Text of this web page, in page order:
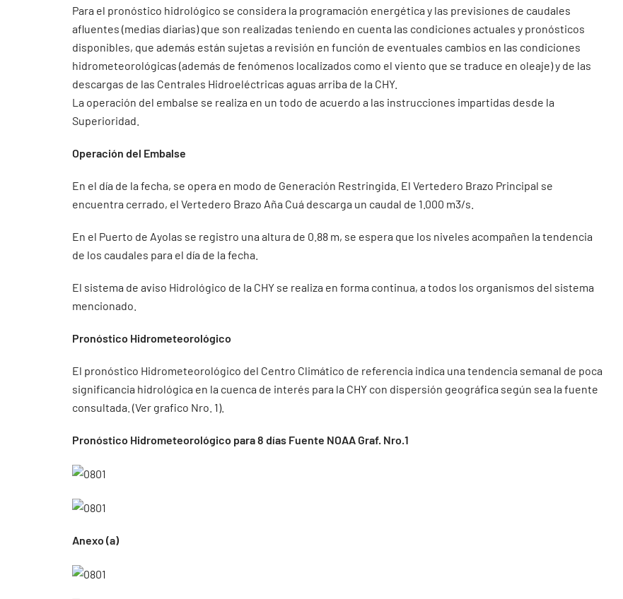
Para el pronóstico hidrológico se considera la programación energética y las previsiones de caudales
afluentes (medias diarias) que son realizadas teniendo en cuenta las condiciones actuales y pronósticos
disponibles, que además están sujetas a revisión en función de eventuales cambios en las condiciones
hidrometeorológicas (además de fenómenos localizados como el viento que se traduce en oleaje) y de las
descargas de las Centrales Hidroeléctricas aguas arriba de la CHY.
La operación del embalse se realiza en un todo de acuerdo a las instrucciones impartidas desde la
Superioridad.
Operación del Embalse
En el día de la fecha, se opera en modo de Generación Restringida. El Vertedero Brazo Principal se
encuentra cerrado, el Vertedero Brazo Aña Cuá descarga un caudal de 1.000 m3/s.
En el Puerto de Ayolas se registro una altura de 0.88 m, se espera que los niveles acompañen la tendencia
de los caudales para el día de la fecha.
El sistema de aviso Hidrológico de la CHY se realiza en forma continua, a todos los organismos del sistema
mencionado.
Pronóstico Hidrometeorológico
El pronóstico Hidrometeorológico del Centro Climático de referencia indica una tendencia semanal de poca
significancia hidrológica en la cuenca de interés para la CHY con dispersión geográfica según sea la fuente
consultada. (Ver grafico Nro. 1).
Pronóstico Hidrometeorológico para 8 días Fuente NOAA Graf. Nro.1
Anexo (a)